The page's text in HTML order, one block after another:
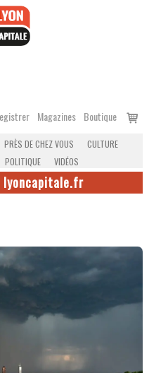
Magazines Boutique
Voir
PRÈS DE CHEZ VOUS
CULTURE
POLITIQUE VIDÉOS
lyoncapitale.fr